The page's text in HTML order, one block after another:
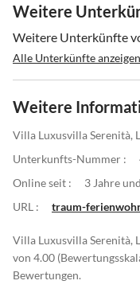
Weitere
Weitere Unterkünfte
Alle Unterkünfte anzeigen
Weitere
Villa Luxusvilla Serenità,
Unterkunfts-Nummer :
Online seit :
3 Jahre
URL :
traum-
Villa Luxusvilla Serenità,
von 4.00
Bewertungen.